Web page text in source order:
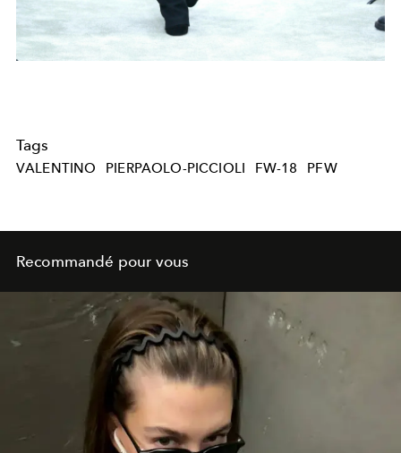
Tags
VALENTINO PIERPAOLO-PICCIOLI FW-18 PFW
Recommandé pour vous